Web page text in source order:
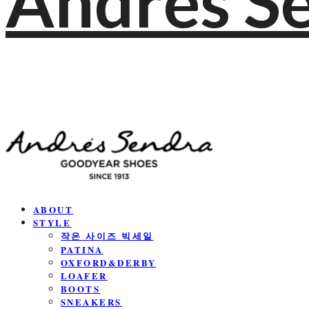
ABOUT
STYLE
작은 사이즈 빅세일
PATINA
OXFORD&DERBY
LOAFER
BOOTS
SNEAKERS